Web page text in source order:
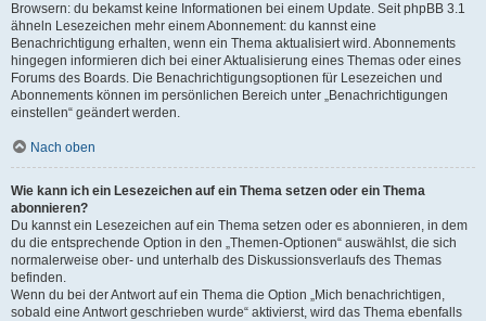
Browsern: du bekamst keine Informationen bei einem Update. Seit phpBB 3.1
ähneln Lesezeichen mehr einem Abonnement: du kannst eine
Benachrichtigung erhalten, wenn ein Thema aktualisiert wird. Abonnements
hingegen informieren dich bei einer Aktualisierung eines Themas oder eines
Forums des Boards. Die Benachrichtigungsoptionen für Lesezeichen und
Abonnements können im persönlichen Bereich unter „Benachrichtigungen
einstellen“ geändert werden.
Nach oben
Wie kann ich ein Lesezeichen auf ein Thema setzen oder ein Thema
abonnieren?
Du kannst ein Lesezeichen auf ein Thema setzen oder es abonnieren, in dem
du die entsprechende Option in den „Themen-Optionen“ auswählst, die sich
normalerweise ober- und unterhalb des Diskussionsverlaufs des Themas
befinden.
Wenn du bei der Antwort auf ein Thema die Option „Mich benachrichtigen,
sobald eine Antwort geschrieben wurde“ aktivierst, wird das Thema ebenfalls